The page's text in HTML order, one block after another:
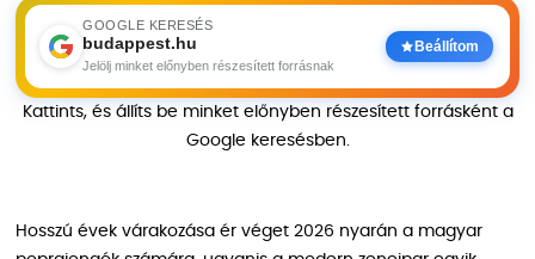
GOOGLE KERESÉS
budappest.hu
Jelölj minket előnyben részesített forrásnak
Beállítom
Kattints, és állíts be minket előnyben részesített forrásként a
Google keresésben.
Hosszú évek várakozása ér véget 2026 nyarán a magyar